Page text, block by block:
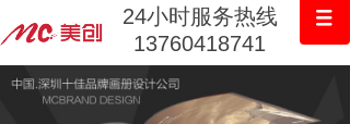
24小时服务热线
13760418741